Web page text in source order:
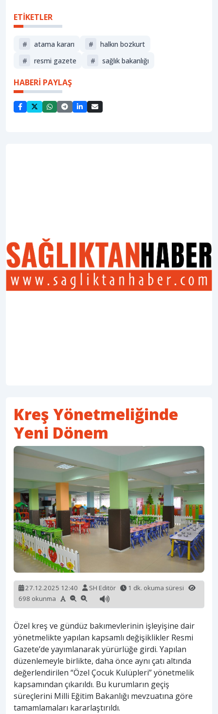
ETİKETLER
# atama kararı #
halkın bozkurt
#
resmi gazete # sağlik bakanliği
HABERİ PAYLAŞ
Kreş Yönetmeliğinde
Yeni Dönem
27.12.2025 12:40 SH Editör
1 dk. okuma süresi
698 okunma
Özel kreş ve gündüz bakımevlerinin işleyişine dair
yönetmelikte yapılan kapsamlı değişiklikler Resmi
Gazete’de yayımlanarak yürürlüğe girdi. Yapılan
düzenlemeyle birlikte, daha önce aynı çatı altında
değerlendirilen “Özel Çocuk Kulüpleri” yönetmelik
kapsamından çıkarıldı. Bu kurumların geçiş
süreçlerini Milli Eğitim Bakanlığı mevzuatına göre
tamamlamaları kararlaştırıldı.